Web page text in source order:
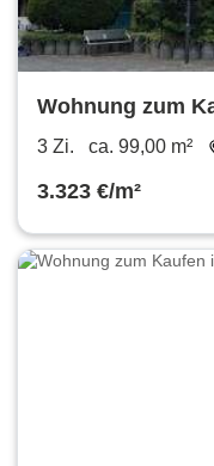
Wohnung zum
€ 99 m²
3 Zi. ca. 99,00 m²
3.323 €/m²